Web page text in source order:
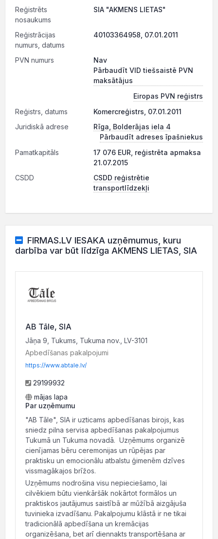
Reģistrēts
nosaukums
SIA "AKMENS LIETAS"
Reģistrācijas
numurs, datums
40103364958, 07.01.2011
PVN numurs
Nav
Pārbaudīt VID tiešsaistē PVN
maksātājus
Eiropas PVN reģistrs
Reģistrs, datums
Komercreģistrs, 07.01.2011
Juridiskā adrese
Rīga, Bolderājas iela 4
Pārbaudīt adreses īpašniekus
Pamatkapitāls
17 076 EUR, reģistrēta apmaksa
21.07.2015
CSDD
CSDD reģistrētie
transportlīdzekļi
FIRMAS.LV IESAKA uzņēmumus, kuru
darbība var būt līdzīga AKMENS LIETAS, SIA
AB Tāle, SIA
Jāņa 9, Tukums, Tukuma nov., LV-3101
Apbedīšanas pakalpojumi
https://www.abtale.lv/
29199932
mājas lapa
Par uzņēmumu
"AB Tāle", SIA ir uzticams apbedīšanas birojs, kas
sniedz pilna servisa apbedīšanas pakalpojumus
Tukumā un Tukuma novadā. Uzņēmums organizē
cienījamas bēru ceremonijas un rūpējas par
praktisku un emocionālu atbalstu ģimenēm dzīves
vissmagākajos brīžos.
Uzņēmums nodrošina visu nepieciešamo, lai
cilvēkiem būtu vienkāršāk nokārtot formālos un
praktiskos jautājumus saistībā ar mūžībā aizgājuša
tuvinieka izvadīšanu. Pakalpojumu klāstā ir ne tikai
tradicionālā apbedīšana un kremācijas
organizēšana, bet arī diennakts transportēšana ar